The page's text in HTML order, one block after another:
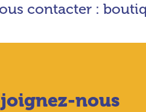
contacter :
nous